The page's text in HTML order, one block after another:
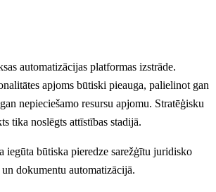
automatizācijas platformas izstrāde.
apjoms būtiski pieauga, palielinot gan
nepieciešamo resursu apjomu. Stratēģisku
tika noslēgts attīstības stadijā.
iegūta būtiska pieredze sarežģītu juridisko
dokumentu automatizācijā.